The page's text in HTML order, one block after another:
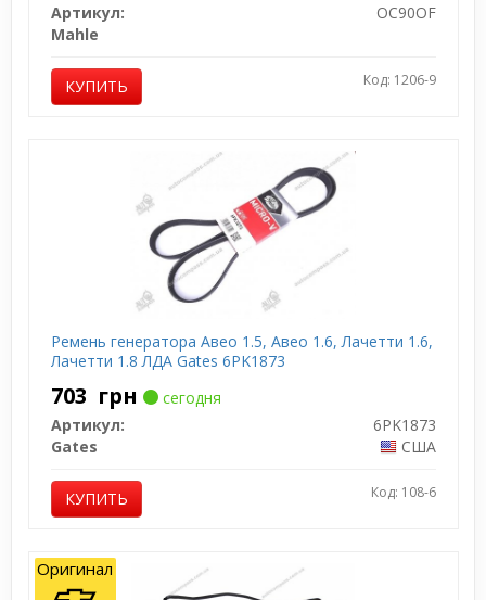
Артикул:
OC90OF
Mahle
КУПИТЬ Код: 1206-9
Ремень генератора Авео 1.5, Авео 1.6, Лачетти 1.6,
Лачетти 1.8 ЛДА Gates 6PK1873
703 грн
сегодня
Артикул:
6PK1873
Gates
США
КУПИТЬ Код: 108-6
Оригинал